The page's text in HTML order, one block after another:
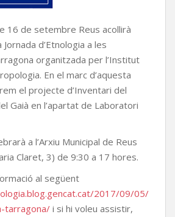
16 de setembre Reus acollirà
d’Etnologia a les
organitzada per l’Institut
En el marc d’aquesta
el projecte d’Inventari del
Gaià en l’apartat de Laboratori
a l’Arxiu Municipal de Reus
Claret, 3) de 9:30 a 17 hores.
al següent
2017/09/05/
tarragona/ i si hi voleu assistir,